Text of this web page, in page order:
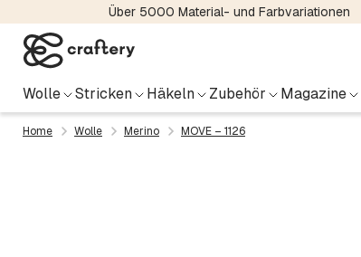
Über 5000 Material- und Farbvariationen
Wolle Stricken Häkeln Zubehör Magazine
Home Wolle Merino MOVE – 1126